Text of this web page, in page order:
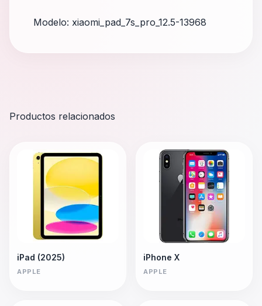
Modelo: xiaomi_pad_7s_pro_12.5-13968
Productos relacionados
iPad (2025)
APPLE
iPhone X
APPLE